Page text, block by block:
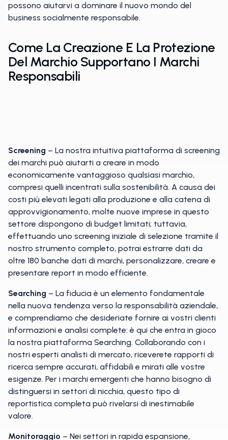
possono aiutarvi a dominare il nuovo mondo del
business socialmente responsabile.
Come La Creazione E La Protezione
Del Marchio Supportano I Marchi
Responsabili
Screening – La nostra intuitiva piattaforma di screening
dei marchi può aiutarti a creare in modo
economicamente vantaggioso qualsiasi marchio,
compresi quelli incentrati sulla sostenibilità. A causa dei
costi più elevati legati alla produzione e alla catena di
approvvigionamento, molte nuove imprese in questo
settore dispongono di budget limitati; tuttavia,
effettuando uno screening iniziale di selezione tramite il
nostro strumento completo, potrai estrarre dati da
oltre 180 banche dati di marchi, personalizzare, creare e
presentare report in modo efficiente.
Searching – La fiducia è un elemento fondamentale
nella nuova tendenza verso la responsabilità aziendale,
e comprendiamo che desideriate fornire ai vostri clienti
informazioni e analisi complete: è qui che entra in gioco
la nostra piattaforma Searching. Collaborando con i
nostri esperti analisti di mercato, riceverete rapporti di
ricerca sempre accurati, affidabili e mirati alle vostre
esigenze. Per i marchi emergenti che hanno bisogno di
distinguersi in settori di nicchia, questo tipo di
reportistica completa può rivelarsi di inestimabile
valore.
Monitoraggio – Nei settori in rapida espansione,